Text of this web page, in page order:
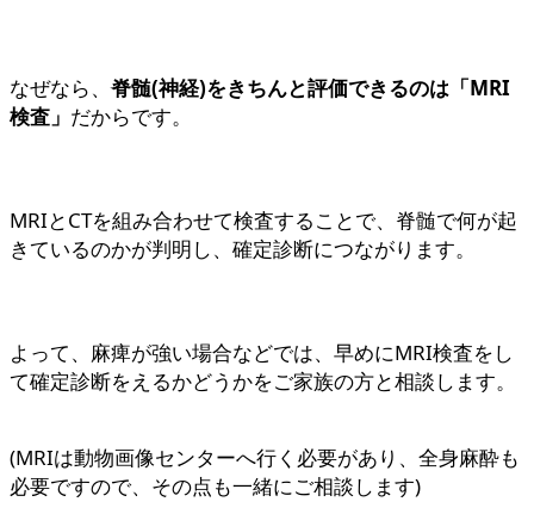
なぜなら、脊髄(神経)をきちんと評価できるのは「MRI
検査」 だからです。
MRIとCTを組み合わせて検査することで、脊髄で何が起
きているのかが判明し、確定診断につながります。
よって、麻痺が強い場合などでは、早めにMRI検査をし
て確定診断をえるかどうかをご家族の方と相談します。
(MRIは動物画像センターへ行く必要があり、全身麻酔も
必要ですので、その点も一緒にご相談します)